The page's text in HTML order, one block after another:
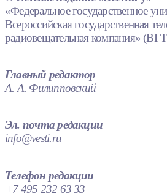
«Федеральное государственное
Всероссийская государственная
радиовещательная компания»
Главный редактор
А. А. Филипповский
Эл. почта редакции
info@vesti.ru
Телефон редакции
+7 495 232 63 33